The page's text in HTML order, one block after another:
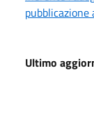
Ultimo